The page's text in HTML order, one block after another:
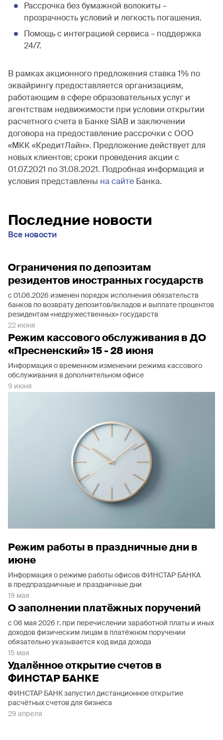
Рассрочка без бумажной волокиты –
прозрачность условий и легкость погашения.
Помощь с интеграцией сервиса – поддержка
24/7.
В рамках акционного предложения ставка 1% по
эквайрингу предоставляется организациям,
работающим в сфере образовательных услуг и
агентствам недвижимости при условии открытии
расчетного счета в Банке SIAB и заключении
договора на предоставление рассрочки с ООО
«МКК «КредитЛайн». Предложение действует для
новых клиентов; сроки проведения акции с
01.07.2021 по 31.08.2021. Подробная информация и
условия представлены на сайте Банка.
Последние новости
Все новости
Ограничения по депозитам
резидентов иностранных государств
с 01.06.2026 изменен порядок исполнения обязательств
банков по возврату депозитов/вкладов и выплате процентов
резидентам «недружественных» государств
22 июня
Режим кассового обслуживания в ДО
«Пресненский» 15 - 28 июня
Информация о временном изменении режима кассового
обслуживания в дополнительном офисе
9 июня
Режим работы в праздничные дни в
июне
Информация о режиме работы офисов ФИНСТАР БАНКА
в предпраздничные и праздничные дни
19 мая
О заполнении платёжных поручений
с 06 мая 2026 г. при перечислении заработной платы и иных
доходов физическим лицам в платёжном поручении
обязательно указывается код вида дохода
15 мая
Удалённое открытие счетов в
ФИНСТАР БАНКЕ
ФИНСТАР БАНК запустил дистанционное открытие
расчётных счетов для бизнеса
29 апреля